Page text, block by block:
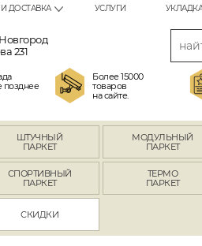
ДОСТАВКА УСЛУГИ УКЛАДКА
231
позднее
Более 15000
товаров
на сайте.
ШТУЧНЫЙ
ПАРКЕТ
МОДУЛЬНЫЙ
ПАРКЕТ
СПОРТИВНЫЙ
ПАРКЕТ
ТЕРМО
ПАРКЕТ
СКИДКИ